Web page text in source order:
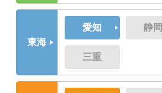
東海
愛知 静岡
三重